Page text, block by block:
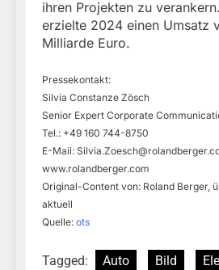
ihren Projekten zu
erzielte 2024 einen Umsatz
Milliarde Euro.
Pressekontakt:
Silvia Constanze Zösch
Senior Expert Corporate
Tel.: +49 160 744-8750
E-Mail:
www.rolandberger.com
Original-Content von: Roland Berger,
aktuell
Quelle: ots
Tagged: Auto Bild